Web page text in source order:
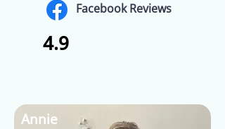
Facebook Reviews
4.9
Annie